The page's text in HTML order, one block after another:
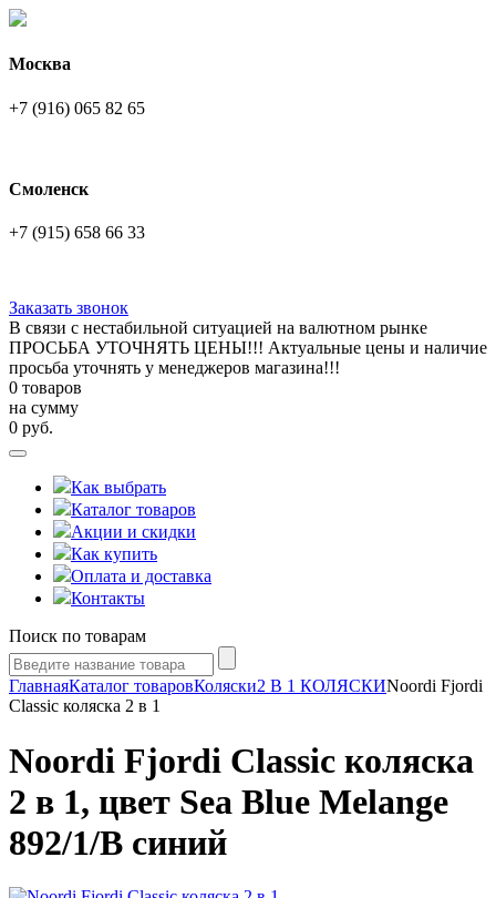
Москва
+7 (916) 065 82 65
Смоленск
+7 (915) 658 66 33
Заказать звонок
В связи с нестабильной ситуацией на валютном рынке
ПРОСЬБА УТОЧНЯТЬ ЦЕНЫ!!! Актуальные цены и наличие
просьба уточнять у менеджеров магазина!!!
0 товаров
на сумму
0 руб.
Как выбрать
Каталог товаров
Акции и скидки
Как купить
Оплата и доставка
Контакты
Поиск по товарам
ГлавнаяКаталог товаровКоляски2 В 1 КОЛЯСКИNoordi Fjordi
Classic коляска 2 в 1
Noordi Fjordi Classic коляска
2 в 1, цвет Sea Blue Melange
892/1/B синий